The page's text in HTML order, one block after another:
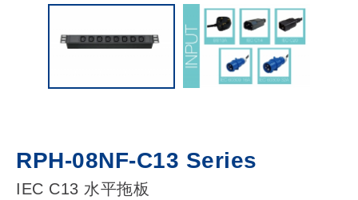
RPH-08NF-C13 Series
IEC C13 水平拖板